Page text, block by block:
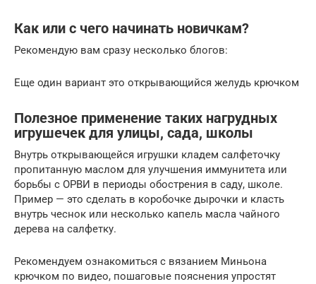
Как или с чего начинать новичкам?
Рекомендую вам сразу несколько блогов:
Еще один вариант это открывающийся желудь крючком
Полезное применение таких нагрудных
игрушечек для улицы, сада, школы
Внутрь открывающейся игрушки кладем салфеточку
пропитанную маслом для улучшения иммунитета или
борьбы с ОРВИ в периоды обострения в саду, школе.
Пример — это сделать в коробочке дырочки и класть
внутрь чеснок или несколько капель масла чайного
дерева на салфетку.
Рекомендуем ознакомиться с вязанием Миньона
крючком по видео, пошаговые пояснения упростят